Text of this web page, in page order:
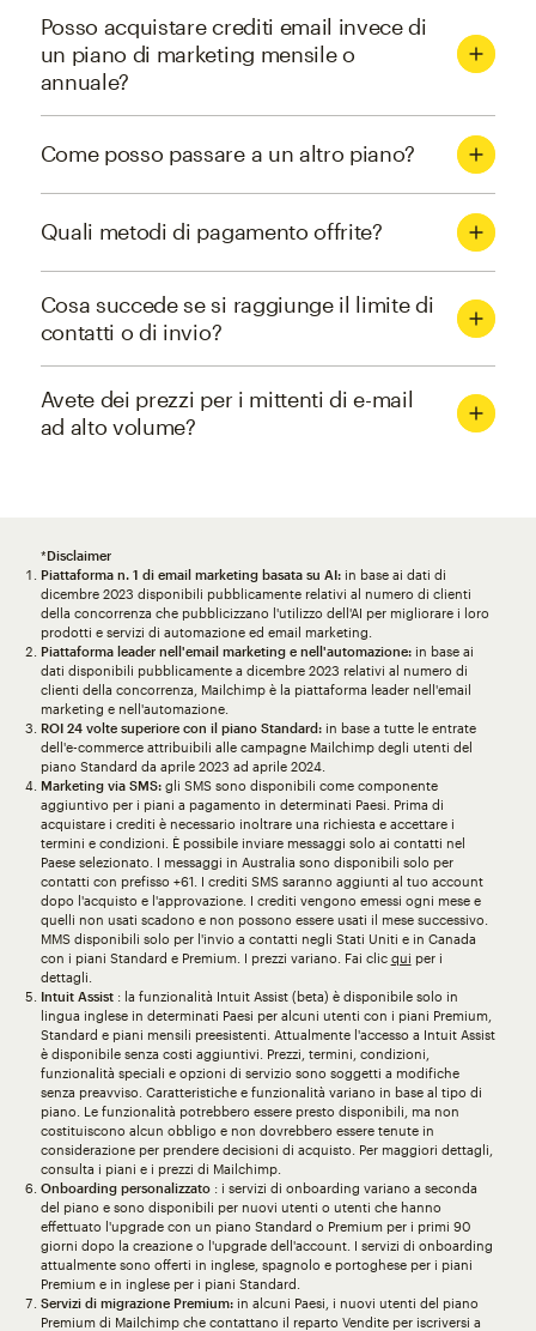
Posso acquistare crediti email invece di
un piano di marketing mensile o
annuale?
Come posso passare a un altro piano?
Quali metodi di pagamento offrite?
Cosa succede se si raggiunge il limite di
contatti o di invio?
Avete dei prezzi per i mittenti di e-mail
ad alto volume?
*Disclaimer
Piattaforma n. 1 di email marketing basata su AI:in base ai dati di
dicembre 2023 disponibili pubblicamente relativi al numero di clienti
della concorrenza che pubblicizzano l'utilizzo dell'AI per migliorare i loro
prodotti e servizi di automazione ed email marketing.
Piattaforma leader nell'email marketing e nell'automazione:in base ai
dati disponibili pubblicamente a dicembre 2023 relativi al numero di
clienti della concorrenza, Mailchimp è la piattaforma leader nell'email
marketing e nell'automazione.
ROI 24 volte superiore con il piano Standard:in base a tutte le entrate
dell'e-commerce attribuibili alle campagne Mailchimp degli utenti del
piano Standard da aprile 2023 ad aprile 2024.
Marketing via SMS:gli SMS sono disponibili come componente
aggiuntivo per i piani a pagamento in determinati Paesi. Prima di
acquistare i crediti è necessario inoltrare una richiesta e accettare i
termini e condizioni. È possibile inviare messaggi solo ai contatti nel
Paese selezionato. I messaggi in Australia sono disponibili solo per
contatti con prefisso +61. I crediti SMS saranno aggiunti al tuo account
dopo l'acquisto e l'approvazione. I crediti vengono emessi ogni mese e
quelli non usati scadono e non possono essere usati il mese successivo.
MMS disponibili solo per l'invio a contatti negli Stati Uniti e in Canada
con i piani Standard e Premium. I prezzi variano. Fai clic qui per i
dettagli.
Intuit Assist: la funzionalità Intuit Assist (beta) è disponibile solo in
lingua inglese in determinati Paesi per alcuni utenti con i piani Premium,
Standard e piani mensili preesistenti. Attualmente l'accesso a Intuit Assist
è disponibile senza costi aggiuntivi. Prezzi, termini, condizioni,
funzionalità speciali e opzioni di servizio sono soggetti a modifiche
senza preavviso. Caratteristiche e funzionalità variano in base al tipo di
piano. Le funzionalità potrebbero essere presto disponibili, ma non
costituiscono alcun obbligo e non dovrebbero essere tenute in
considerazione per prendere decisioni di acquisto. Per maggiori dettagli,
consulta i piani e i prezzi di Mailchimp.
Onboarding personalizzato: i servizi di onboarding variano a seconda
del piano e sono disponibili per nuovi utenti o utenti che hanno
effettuato l'upgrade con un piano Standard o Premium per i primi 90
giorni dopo la creazione o l'upgrade dell'account. I servizi di onboarding
attualmente sono offerti in inglese, spagnolo e portoghese per i piani
Premium e in inglese per i piani Standard.
Servizi di migrazione Premium:in alcuni Paesi, i nuovi utenti del piano
Premium di Mailchimp che contattano il reparto Vendite per iscriversi a